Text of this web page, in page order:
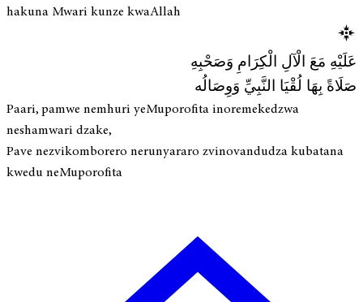
hakuna Mwari kunze kwaAllah
عَلَيْهِ مَعَ الْآلِ الْكِرَامِ وَصَحْبِهِ
صَلَاةً بِهَا لُقْيَا النَّبِيِّ وَوِصَالُه
Paari, pamwe nemhuri yeMuporofita inoremekedzwa
neshamwari dzake,
Pave nezvikomborero nerunyararo zvinovandudza kubatana
kwedu neMuporofita